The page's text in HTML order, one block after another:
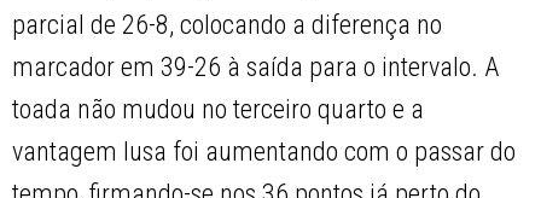
parcial de 26-8, colocando a diferença no
marcador em 39-26 à saída para o intervalo. A
toada não mudou no terceiro quarto e a
vantagem lusa foi aumentando com o passar do